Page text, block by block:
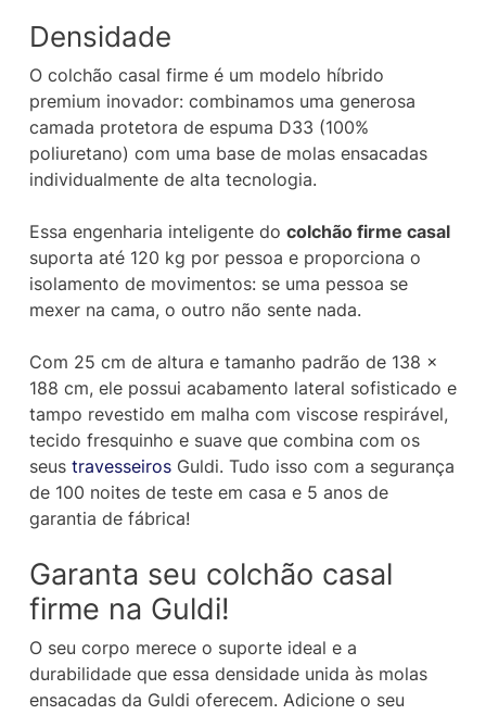
Densidade
O colchão casal firme é um modelo híbrido
premium inovador: combinamos uma generosa
camada protetora de espuma D33 (100%
poliuretano) com uma base de molas ensacadas
individualmente de alta tecnologia.
Essa engenharia inteligente do colchão firme casal
suporta até 120 kg por pessoa e proporciona o
isolamento de movimentos: se uma pessoa se
mexer na cama, o outro não sente nada.
Com 25 cm de altura e tamanho padrão de 138 x
188 cm, ele possui acabamento lateral sofisticado e
tampo revestido em malha com viscose respirável,
tecido fresquinho e suave que combina com os
seus travesseirosGuldi. Tudo isso com a segurança
de 100 noites de teste em casa e 5 anos de
garantia de fábrica!
Garanta seu colchão casal
firme na Guldi!
O seu corpo merece o suporte ideal e a
durabilidade que essa densidade unida às molas
ensacadas da Guldi oferecem. Adicione o seu